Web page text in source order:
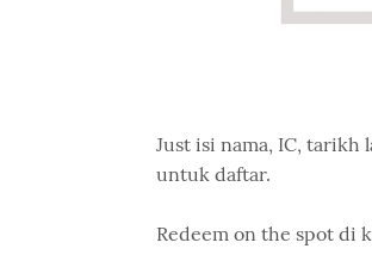
Just isi nama, IC, tarikh
untuk daftar.
Redeem on the spot di